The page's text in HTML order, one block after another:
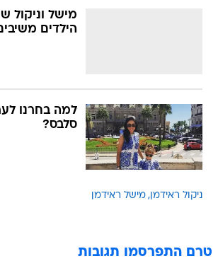
מישל וניקול
הילדים
למה בחרנו
סלבס?
ניקול ראידמן מישל ראידמן
טרם התפרסמו תגובות